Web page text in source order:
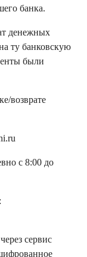
банка.
денежных
ту банковскую
были
возврате
с 8:00 до
сервис